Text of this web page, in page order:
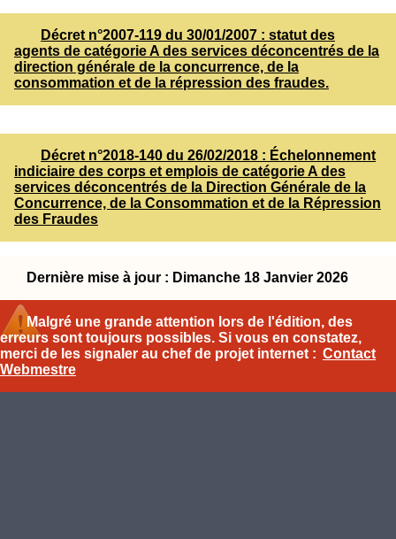
Décret n°2007-119 du 30/01/2007 : statut des
agents de catégorie A des services déconcentrés de la
direction générale de la concurrence, de la
consommation et de la répression des fraudes.
Décret n°2018-140 du 26/02/2018 : Échelonnement
indiciaire des corps et emplois de catégorie A des
services déconcentrés de la Direction Générale de la
Concurrence, de la Consommation et de la Répression
des Fraudes
Dernière mise à jour : Dimanche 18 Janvier 2026
Malgré une grande attention lors de l'édition, des
erreurs sont toujours possibles. Si vous en constatez,
merci de les signaler au chef de projet internet : Contact
Webmestre